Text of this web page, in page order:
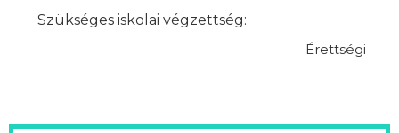
Szükséges iskolai végzettség:
Érettségi